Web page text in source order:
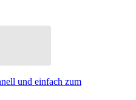
und einfach zum